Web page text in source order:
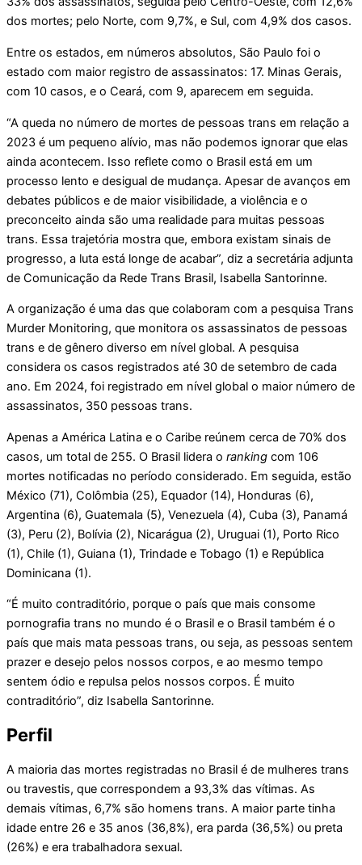
dos mortes; pelo Norte, com 9,7%, e Sul, com 4,9% dos casos.
Entre os estados, em números absolutos, São Paulo foi o
estado com maior registro de assassinatos: 17. Minas Gerais,
com 10 casos, e o Ceará, com 9, aparecem em seguida.
“A queda no número de mortes de pessoas trans em relação a
2023 é um pequeno alívio, mas não podemos ignorar que elas
ainda acontecem. Isso reflete como o Brasil está em um
processo lento e desigual de mudança. Apesar de avanços em
debates públicos e de maior visibilidade, a violência e o
preconceito ainda são uma realidade para muitas pessoas
trans. Essa trajetória mostra que, embora existam sinais de
progresso, a luta está longe de acabar”, diz a secretária adjunta
de Comunicação da Rede Trans Brasil, Isabella Santorinne.
A organização é uma das que colaboram com a pesquisa Trans
Murder Monitoring, que monitora os assassinatos de pessoas
trans e de gênero diverso em nível global. A pesquisa
considera os casos registrados até 30 de setembro de cada
ano. Em 2024, foi registrado em nível global o maior número de
assassinatos, 350 pessoas trans.
Apenas a América Latina e o Caribe reúnem cerca de 70% dos
casos, um total de 255. O Brasil lidera o ranking com 106
mortes notificadas no período considerado. Em seguida, estão
México (71), Colômbia (25), Equador (14), Honduras (6),
Argentina (6), Guatemala (5), Venezuela (4), Cuba (3), Panamá
(3), Peru (2), Bolívia (2), Nicarágua (2), Uruguai (1), Porto Rico
(1), Chile (1), Guiana (1), Trindade e Tobago (1) e República
Dominicana (1).
“É muito contraditório, porque o país que mais consome
pornografia trans no mundo é o Brasil e o Brasil também é o
país que mais mata pessoas trans, ou seja, as pessoas sentem
prazer e desejo pelos nossos corpos, e ao mesmo tempo
sentem ódio e repulsa pelos nossos corpos. É muito
contraditório”, diz Isabella Santorinne.
Perfil
A maioria das mortes registradas no Brasil é de mulheres trans
ou travestis, que correspondem a 93,3% das vítimas. As
demais vítimas, 6,7% são homens trans. A maior parte tinha
idade entre 26 e 35 anos (36,8%), era parda (36,5%) ou preta
(26%) e era trabalhadora sexual.